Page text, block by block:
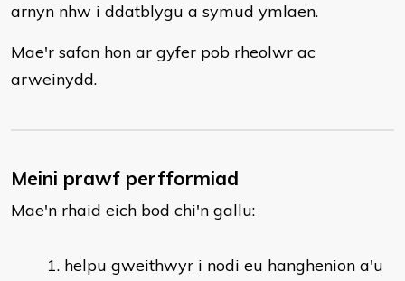
arnyn nhw i ddatblygu a symud ymlaen.
Mae'r safon hon ar gyfer pob rheolwr ac
arweinydd.
Meini prawf perfformiad
Mae'n rhaid eich bod chi'n gallu:
helpu gweithwyr i nodi eu hanghenion a'u